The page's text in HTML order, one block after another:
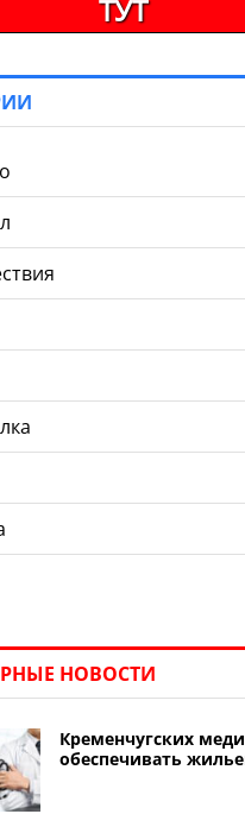
ТУТ
НОВОСТИ
Кременчугских
обеспечивать